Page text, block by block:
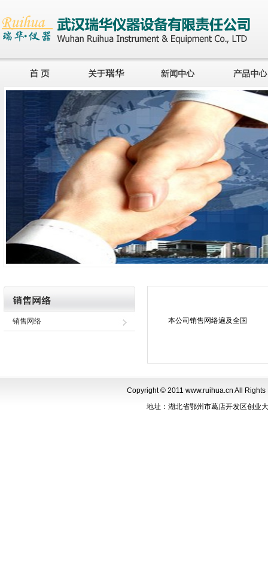
销售网络 本公司销售网络遍及全国
Copyright © 2011 www.ruihua.cn All
地址：湖北省鄂州市葛店开发区创业